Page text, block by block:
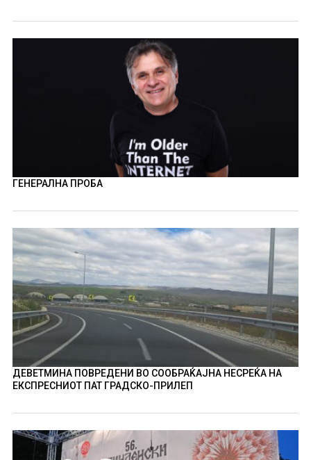
ГЕНЕРАЛНА ПРОБА
ДЕВЕТМИНА ПОВРЕДЕНИ ВО СООБРАЌАЈНА НЕСРЕЌА НА
ЕКСПРЕСНИОТ ПАТ ГРАДСКО-ПРИЛЕП